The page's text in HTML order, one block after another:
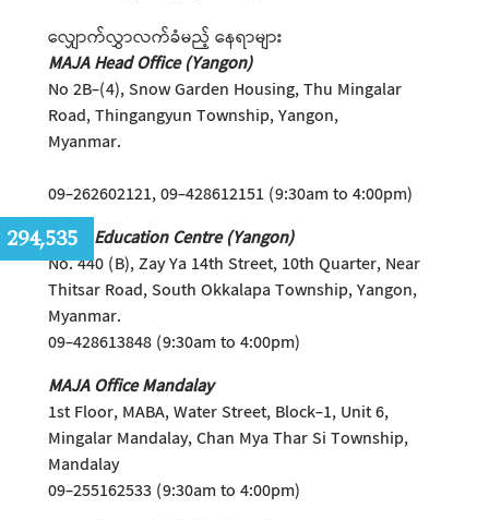
လျှောက်လွှာလက်ခံမည့် နေရာများ
MAJA Head Office (Yangon)
No 2B-(4), Snow Garden Housing, Thu Mingalar
Road, Thingangyun Township, Yangon,
09-262602121, 09-428612151 (9:30am to 4:00pm)
MAJA Education Centre (Yangon)
No. 440 (B), Zay Ya 14th Street, 10th Quarter, Near
Thitsar Road, South Okkalapa Township, Yangon,
Myanmar.
09-428613848 (9:30am to 4:00pm)
MAJA Office Mandalay
1st Floor, MABA, Water Street, Block-1, Unit 6,
Mingalar Mandalay, Chan Mya Thar Si Township,
Mandalay
09-255162533 (9:30am to 4:00pm)
294,535